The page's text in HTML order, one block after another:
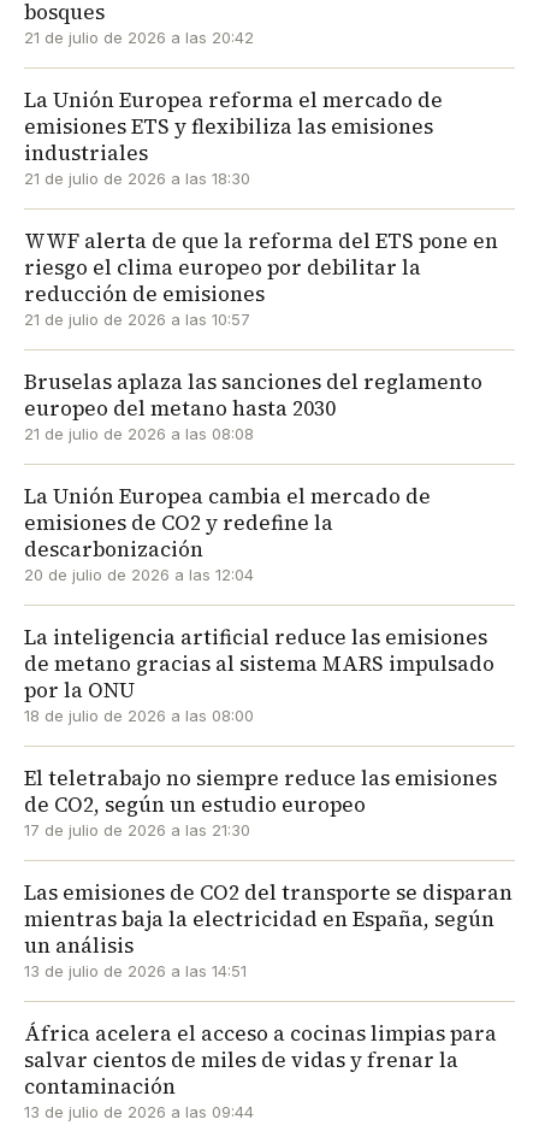
bosques
21 de julio de 2026 a las 20:42
La Unión Europea reforma el mercado de
emisiones ETS y flexibiliza las emisiones
industriales
21 de julio de 2026 a las 18:30
WWF alerta de que la reforma del ETS pone en
riesgo el clima europeo por debilitar la
reducción de emisiones
21 de julio de 2026 a las 10:57
Bruselas aplaza las sanciones del reglamento
europeo del metano hasta 2030
21 de julio de 2026 a las 08:08
La Unión Europea cambia el mercado de
emisiones de CO2 y redefine la
descarbonización
20 de julio de 2026 a las 12:04
La inteligencia artificial reduce las emisiones
de metano gracias al sistema MARS impulsado
por la ONU
18 de julio de 2026 a las 08:00
El teletrabajo no siempre reduce las emisiones
de CO2, según un estudio europeo
17 de julio de 2026 a las 21:30
Las emisiones de CO2 del transporte se disparan
mientras baja la electricidad en España, según
un análisis
13 de julio de 2026 a las 14:51
África acelera el acceso a cocinas limpias para
salvar cientos de miles de vidas y frenar la
contaminación
13 de julio de 2026 a las 09:44